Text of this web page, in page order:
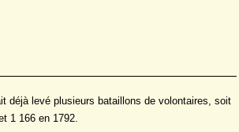
déjà levé plusieurs bataillons de volontaires, soit
1 166 en 1792.